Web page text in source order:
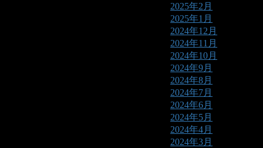
2025年2月
2025年1月
2024年12月
2024年11月
2024年10月
2024年9月
2024年8月
2024年7月
2024年6月
2024年5月
2024年4月
2024年3月